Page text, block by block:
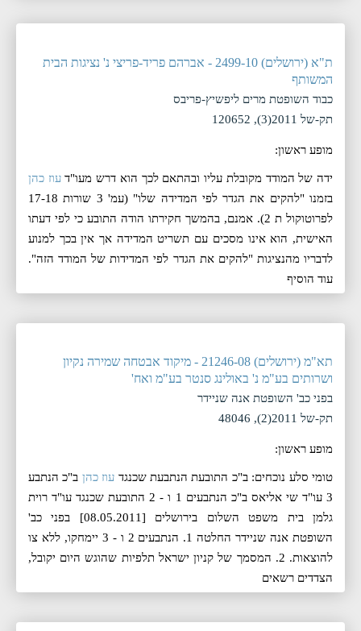
ת"א (ירושלים) 2499-10 - אברהם פריד-פריצי נ' נציגות הבית
המשותף
כבוד השופטת מרים ליפשיץ-פריבס
תק-של 2011(3), 120652
מופע ראשון:
ידה של המודד מקובלת עליו ובהתאם לכך הוא דרש מעו"דעוז כהן
בזמנו "להקים את הגדר לפי המדידה שלו" (עמ' 3 שורות 17-18
לפרוטוקול ת 2). אמנם, בהמשך חקירתו הודה התובע כי לפי דעתו
האישית, הוא אינו מסכים עם תשריט המדידה אך אין בכך למנוע
לדבריו מהנציגות "להקים את הגדר לפי המדידות של המודד הזה".
עוד הוסיף
תא"מ (ירושלים) 21246-08 - מיקוד אבטחה שמירה נקיון
ושרותים בע"מ נ' באולינג סנטר בע"מ ואח'
בפני כב' השופטת אנה שניידר
תק-של 2011(2), 48046
מופע ראשון:
טומי סלע נוכחים: ב"כ התובעת הנתבעת שכנגד עוז כהן ב"כ הנתבע
3 עו"ד שי אליאס ב"כ הנתבעים 1 ו - 2 התובעת שכנגד עו"ד רוית
גלמן בית משפט השלום בירושלים [08.05.2011] בפני כב'
השופטת אנה שניידר החלטה 1. הנתבעים 2 ו - 3 יימחקו, ללא צו
להוצאות. 2. המסמך של קניון ישראל תלפיות שהוגש היום יקובל,
הצדדים רשאים